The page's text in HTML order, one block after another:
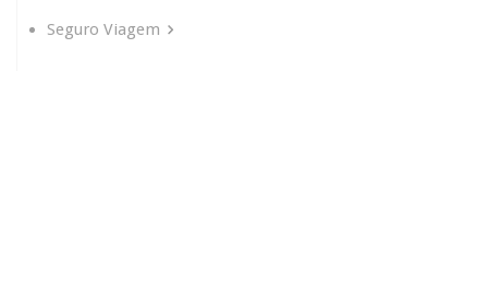
Seguro Viagem